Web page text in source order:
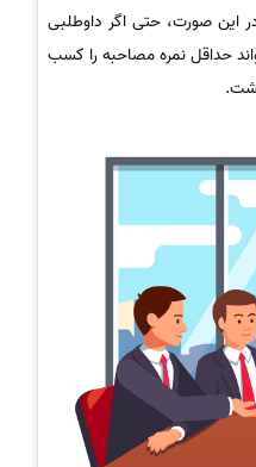
این صورت، حتی اگر داوطلبی
حداقل نمره مصاحبه را کسب